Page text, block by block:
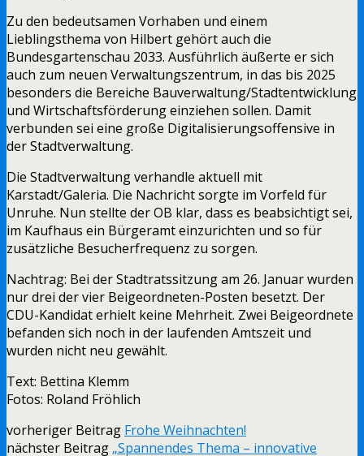
Zu den bedeutsamen Vorhaben und einem
Lieblingsthema von Hilbert gehört auch die
Bundesgartenschau 2033. Ausführlich äußerte er sich
auch zum neuen Verwaltungszentrum, in das bis 2025
besonders die Bereiche Bauverwaltung/Stadtentwicklung
und Wirtschaftsförderung einziehen sollen. Damit
verbunden sei eine große Digitalisierungsoffensive in
der Stadtverwaltung.
Die Stadtverwaltung verhandle aktuell mit
Karstadt/Galeria. Die Nachricht sorgte im Vorfeld für
Unruhe. Nun stellte der OB klar, dass es beabsichtigt sei,
im Kaufhaus ein Bürgeramt einzurichten und so für
zusätzliche Besucherfrequenz zu sorgen.
Nachtrag: Bei der Stadtratssitzung am 26. Januar wurden
nur drei der vier Beigeordneten-Posten besetzt. Der
CDU-Kandidat erhielt keine Mehrheit. Zwei Beigeordnete
befanden sich noch in der laufenden Amtszeit und
wurden nicht neu gewählt.
Text: Bettina Klemm
Fotos: Roland Fröhlich
vorheriger Beitrag Frohe Weihnachten!
nächster Beitrag „Spannendes Thema – innovative